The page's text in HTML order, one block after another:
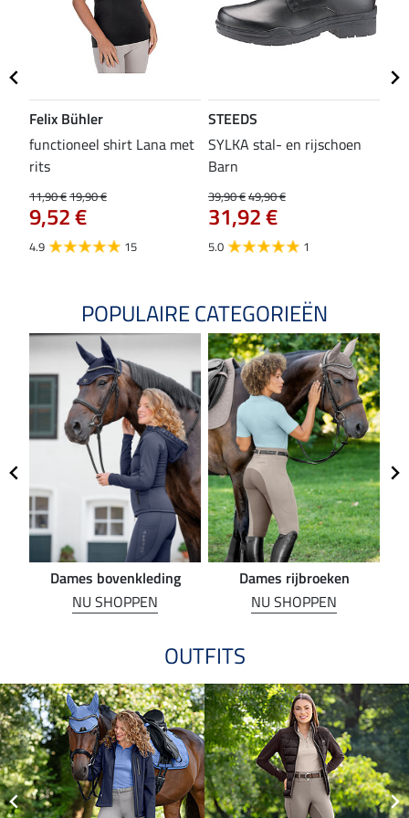
Felix Bühler
functioneel shirt Lana met
rits
11,90 €19,90 €
9,52 €
4.9 15
STEEDS
SYLKA stal- en rijschoen
Barn
39,90 €49,90 €
31,92 €
5.0 1
POPULAIRE CATEGORIEËN
Dames bovenkleding
NU SHOPPEN
Dames rijbroeken
NU SHOPPEN
OUTFITS